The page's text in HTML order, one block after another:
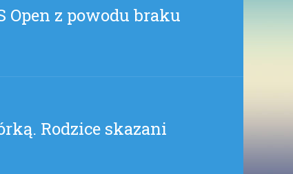
Open z powodu braku
Rodzice skazani